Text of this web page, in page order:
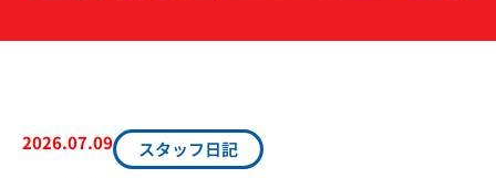
2026.07.09
スタッフ日記